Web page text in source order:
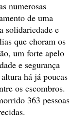
numerosas
de uma
solidariedade e
que choram os
um forte apelo
e segurança
há já poucas
os escombros.
363 pessoas